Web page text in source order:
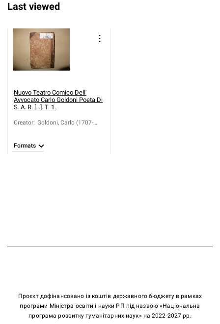
Last viewed
Nuovo Teatro Comico Dell'
Avvocato Carlo Goldoni Poeta Di
S. A. R. [...]. T. 1.
Creator: Goldoni, Carlo (1707-
Formats
Проєкт дофінансовано із коштів державного бюджету в рамках
програми Міністра освіти і науки РП під назвою «Національна
програма розвитку гуманітарних наук» на 2022-2027 рр.